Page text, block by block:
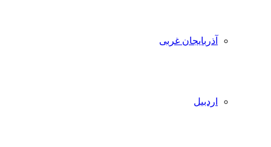
آذربایجان غربی
اردبیل